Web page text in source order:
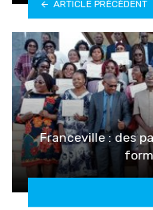
ARTICLE PRÉCÉDENT
Franceville : des